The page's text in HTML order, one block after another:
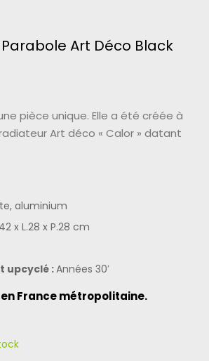
Art Déco Black
pièce unique. Elle a été créée à
Art déco « Calor » datant
aluminium
x L.28 x P.28 cm
upcyclé :Années 30′
France métropolitaine.